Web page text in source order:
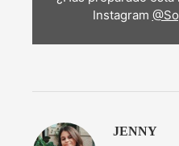
Instagram
JENNY